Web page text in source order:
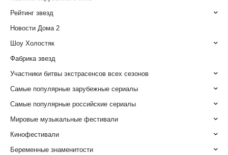
Рейтинг звезд
Новости Дома 2
Шоу Холостяк
Фабрика звезд
Участники битвы экстрасенсов всех сезонов
Самые популярные зарубежные сериалы
Самые популярные российские сериалы
Мировые музыкальные фестивали
Кинофестивали
Беременные знаменитости